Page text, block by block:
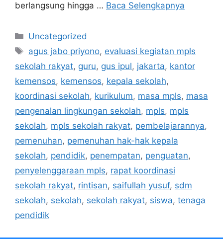
berlangsung hingga … Baca Selengkapnya
Kategori
Uncategorized
Tag
agus jabo priyono, evaluasi kegiatan mpls
sekolah rakyat, guru, gus ipul, jakarta, kantor
kemensos, kemensos, kepala sekolah,
koordinasi sekolah, kurikulum, masa mpls, masa
pengenalan lingkungan sekolah, mpls, mpls
sekolah, mpls sekolah rakyat, pembelajarannya,
pemenuhan, pemenuhan hak-hak kepala
sekolah, pendidik, penempatan, penguatan,
penyelenggaraan mpls, rapat koordinasi
sekolah rakyat, rintisan, saifullah yusuf, sdm
sekolah, sekolah, sekolah rakyat, siswa, tenaga
pendidik